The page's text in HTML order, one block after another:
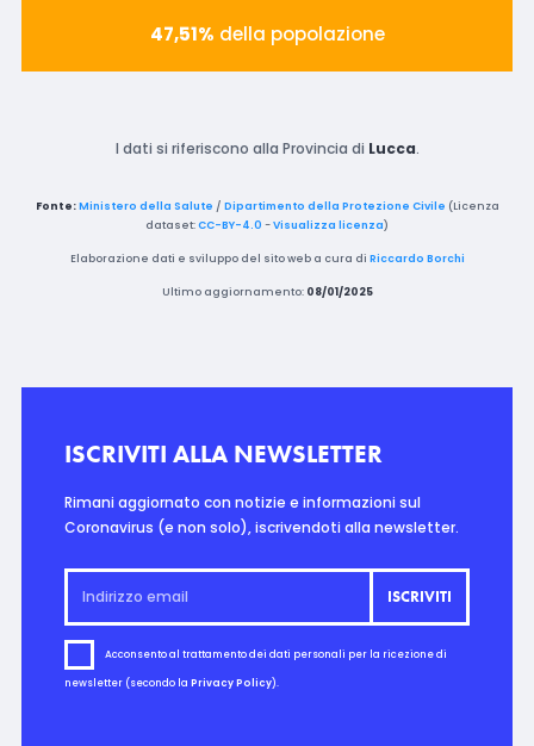
47,51% della popolazione
I dati si riferiscono alla Provincia di Lucca.
Fonte: Ministero della Salute / Dipartimento della Protezione Civile (Licenza
dataset:CC-BY-4.0 -Visualizza licenza)
Elaborazione dati e sviluppo del sito web a cura di Riccardo Borchi
Ultimo aggiornamento: 08/01/2025
ISCRIVITI ALLA NEWSLETTER
Rimani aggiornato con notizie e informazioni sul
Coronavirus (e non solo), iscrivendoti alla newsletter.
Acconsento al trattamento dei dati personali per la ricezione di
newsletter (secondo la Privacy Policy).